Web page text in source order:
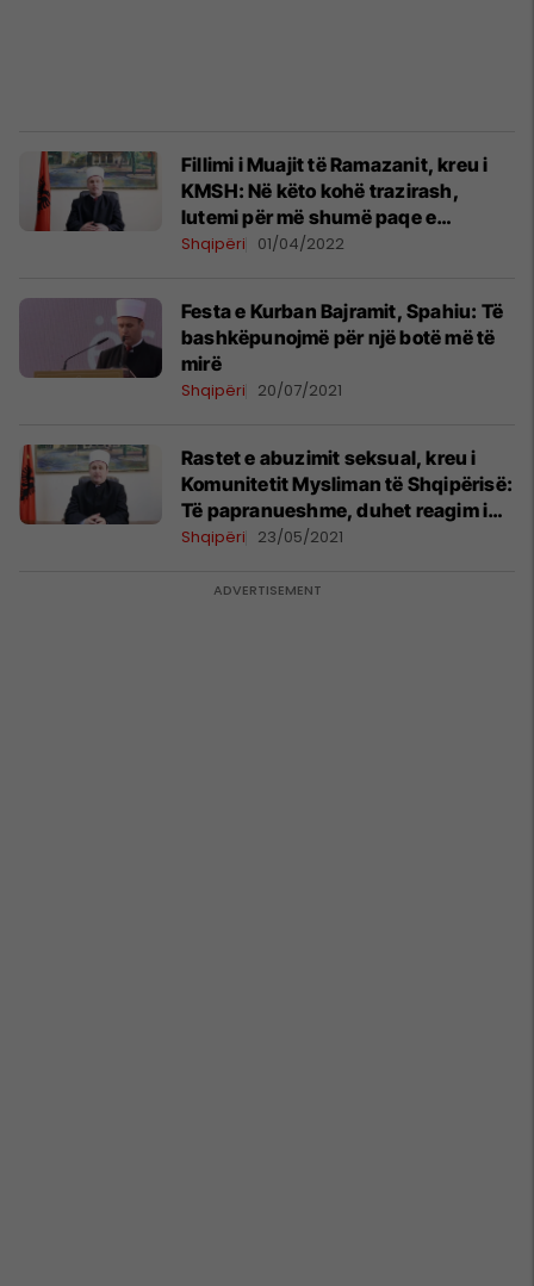
Fillimi i Muajit të Ramazanit, kreu i
KMSH: Në këto kohë trazirash,
lutemi për më shumë paqe e
solidaritet
Shqipëri 01/04/2022
Festa e Kurban Bajramit, Spahiu: Të
bashkëpunojmë për një botë më të
mirë
Shqipëri 20/07/2021
Rastet e abuzimit seksual, kreu i
Komunitetit Mysliman të Shqipërisë:
Të papranueshme, duhet reagim i
mbarë shoqërisë
Shqipëri 23/05/2021